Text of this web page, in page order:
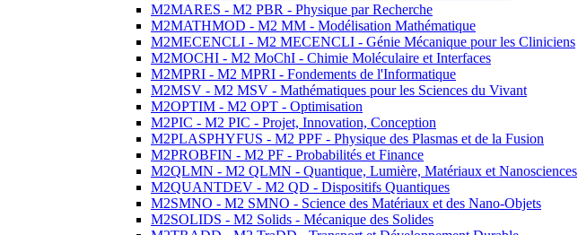
M2MARES - M2 PBR - Physique par Recherche
M2MATHMOD - M2 MM - Modélisation Mathématique
M2MECENCLI - M2 MECENCLI - Génie Mécanique pour les Cliniciens
M2MOCHI - M2 MoChI - Chimie Moléculaire et Interfaces
M2MPRI - M2 MPRI - Fondements de l'Informatique
M2MSV - M2 MSV - Mathématiques pour les Sciences du Vivant
M2OPTIM - M2 OPT - Optimisation
M2PIC - M2 PIC - Projet, Innovation, Conception
M2PLASPHYFUS - M2 PPF - Physique des Plasmas et de la Fusion
M2PROBFIN - M2 PF - Probabilités et Finance
M2QLMN - M2 QLMN - Quantique, Lumière, Matériaux et Nanosciences
M2QUANTDEV - M2 QD - Dispositifs Quantiques
M2SMNO - M2 SMNO - Science des Matériaux et des Nano-Objets
M2SOLIDS - M2 Solids - Mécanique des Solides